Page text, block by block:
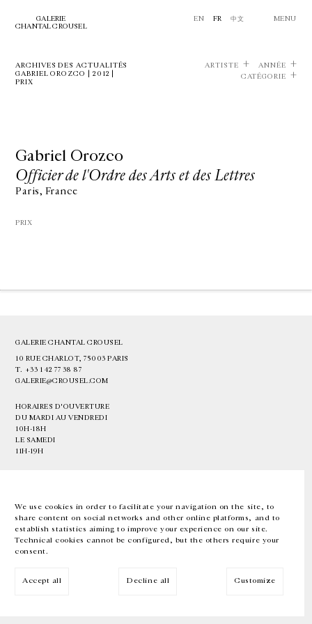
We use cookies in order to facilitate your navigation on the site, to
share content on social networks and other online platforms, and to
establish statistics aiming to improve your experience on our site.
Technical cookies cannot be configured, but the others require your
consent.
Accept all Decline all Customize
GALERIE
CHANTAL CROUSEL
EN FR 中文 MENU
ARCHIVES DES ACTUALITÉS
GABRIEL OROZCO | 2012 |
PRIX
ARTISTE
ANNÉE
CATÉGORIE
Gabriel Orozco
Officier de l'Ordre des Arts et des Lettres
Paris, France
PRIX
GALERIE CHANTAL CROUSEL
10 RUE CHARLOT, 75003 PARIS
T. +33 1 42 77 38 87
GALERIE@CROUSEL.COM
HORAIRES D'OUVERTURE
DU MARDI AU VENDREDI
10H-18H
LE SAMEDI
11H-19H
EN FR 中文 Facebook Instagram
Inscrivez-vous à notre newsletter